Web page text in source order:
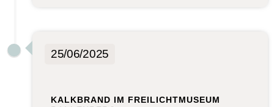
25/06/2025
KALKBRAND IM FREILICHTMUSEUM